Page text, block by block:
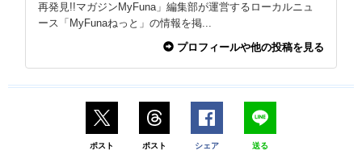
再発見!!マガジンMyFuna」編集部が運営するローカルニュ
ース「MyFunaねっと」の情報を掲...
プロフィールや他の投稿を見る
ポスト ポスト シェア 送る